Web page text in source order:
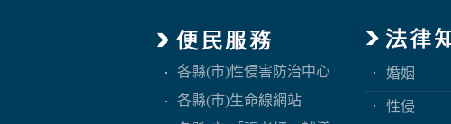
各縣(市)性侵害防治中心
各縣(市)生命線網站
婚姻
性侵